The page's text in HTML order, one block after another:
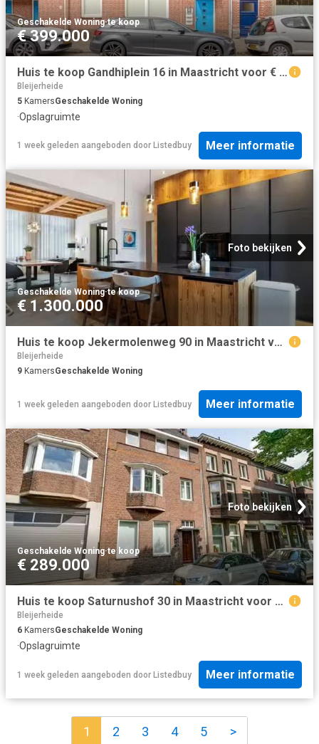
Geschakelde Woning·te koop
€ 399.000
Huis te koop Gandhiplein 16 in Maastricht voor € 399.000
Bleijerheide
5 KamersGeschakelde Woning
·Opslagruimte
1 week geleden aangeboden door Listedbuy Meer informatie
Foto bekijken
Geschakelde Woning·te koop
€ 1.300.000
Huis te koop Jekermolenweg 90 in Maastricht voor € 1.300.000
Bleijerheide
9 KamersGeschakelde Woning
1 week geleden aangeboden door Listedbuy Meer informatie
Foto bekijken
Geschakelde Woning·te koop
€ 289.000
Huis te koop Saturnushof 30 in Maastricht voor € 289.000
Bleijerheide
6 KamersGeschakelde Woning
·Opslagruimte
1 week geleden aangeboden door Listedbuy Meer informatie
1 2 3 4 5 >